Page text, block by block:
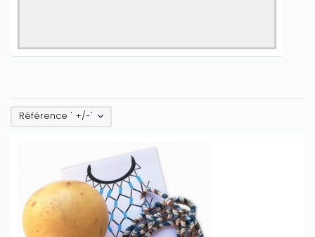
Référence ' +/-'